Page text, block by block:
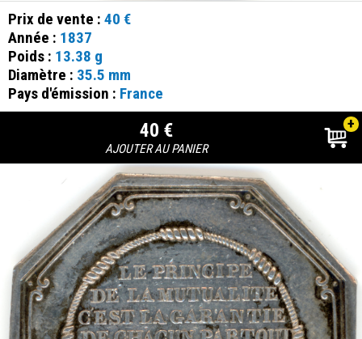
Prix de vente : 40 €
Année : 1837
Poids : 13.38 g
Diamètre : 35.5 mm
Pays d'émission : France
40 €
AJOUTER AU PANIER
+